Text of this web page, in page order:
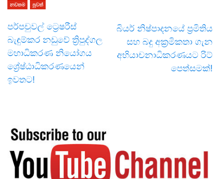
නවතම පුවත්
පර්පචුවල් ට්‍රෙෂරීස්
බැඳුම්කර නඩුවේ ත්‍රිපුද්ගල
මහාධිකරණ නියෝගය
ශ්‍රේෂ්ඨාධිකරණයෙන්
ඉවතට!
බියර් නිෂ්පාදනයේ ප්‍රමිතිය
සහ බදු අක්‍රමිකතා ගැන
අභියාචනාධිකරණයට රිට්
පෙත්සමක්!